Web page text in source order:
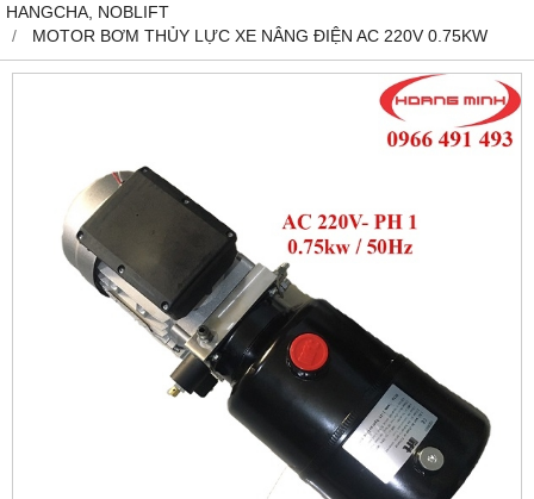
HANGCHA, NOBLIFT
MOTOR BƠM THỦY LỰC XE NÂNG ĐIỆN AC 220V 0.75KW